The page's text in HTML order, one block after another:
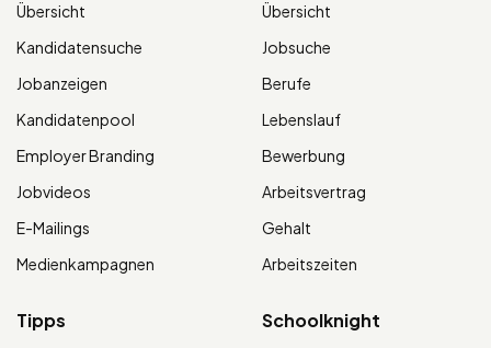
Übersicht
Kandidatensuche
Jobanzeigen
Kandidatenpool
Employer Branding
Jobvideos
E-Mailings
Medienkampagnen
Übersicht
Jobsuche
Berufe
Lebenslauf
Bewerbung
Arbeitsvertrag
Gehalt
Arbeitszeiten
Tipps Schoolknight